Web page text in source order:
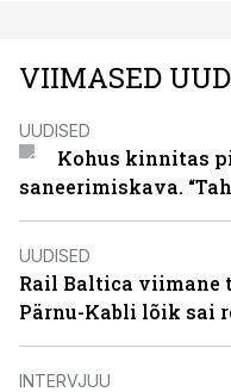
VIIMASED
UUDISED
Kohus kinnitas
saneerimiskava.
UUDISED
Rail Baltica viimane
Pärnu-Kabli lõik sai
INTERVJUU